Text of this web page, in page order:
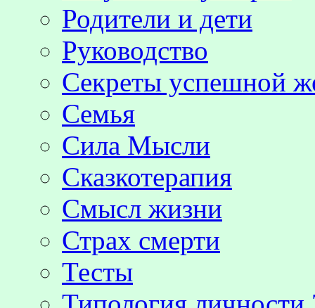
Родители и дети
Руководство
Секреты успешной
Семья
Сила Мысли
Сказкотерапия
Смысл жизни
Страх смерти
Тесты